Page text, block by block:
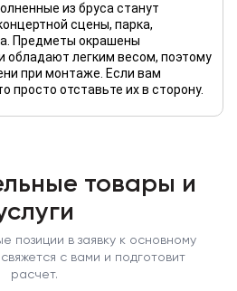
из бруса станут
сцены, парка,
Предметы окрашены
обладают легким весом, поэтому
при монтаже. Если вам
просто отставьте их в сторону.
товары и
позиции в заявку к основному
с вами и подготовит
расчет.